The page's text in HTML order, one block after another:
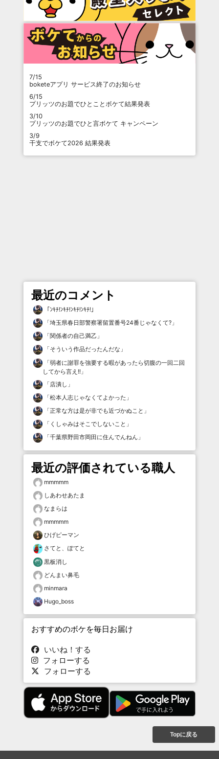
7/15
boketeアプリ サービス終了のお知らせ
6/15
プリッツのお題でひとことボケて結果発表
3/10
プリッツのお題でひと言ボケて キャンペーン
3/9
干支でボケて2026 結果発表
最近のコメント
「ﾝｷﾁ!ﾝｷﾁ!ﾝｷﾁ!ﾝｷﾁ! 」
「埼玉県春日部警察署留置番号24番じゃなくて? 」
「関係者の自己満乙 」
「そういう作品だったんだな 」
「弱者に謝罪を強要する暇があったら切腹の一回二回
してから言え!! 」
「 店潰し 」
「松本人志じゃなくてよかった 」
「正常な方は是が非でも近づかぬこと 」
「 くしゃみはそこでしないこと 」
「千葉県野田市岡田に住んでんねん 」
最近の評価されている職人
mmmmm
しあわせあたま
なまらは
mmmmm
ひげピーマン
さてと、ぽてと
黒板消し
どんまい鼻毛
minmara
Hugo_boss
おすすめのボケを毎日お届け
いいね！する
フォローする
フォローする
Topに戻る